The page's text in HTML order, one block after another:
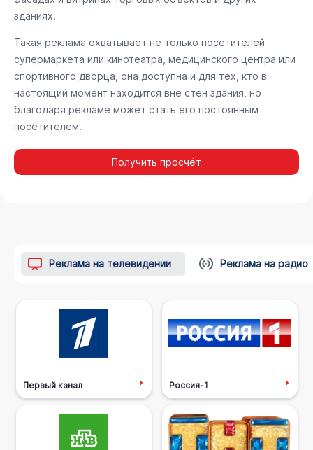
зданиях.
Такая реклама охватывает не только посетителей
супермаркета или кинотеатра, медицинского центра или
спортивного дворца, она доступна и для тех, кто в
настоящий момент находится вне стен здания, но
благодаря рекламе может стать его постоянным
посетителем.
Получить просчёт
Реклама на телевидении Реклама на радио
Первый канал Россия-1